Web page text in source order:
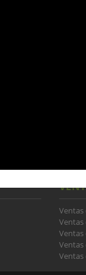
No
No
Ventas
Ventas
Ventas
Ventas